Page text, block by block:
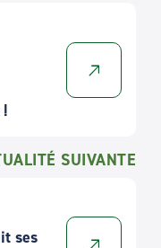
SUIVANTE
ses